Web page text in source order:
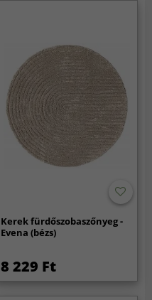
Kerek fürdőszobaszőnyeg -
Evena (bézs)
8 229 Ft